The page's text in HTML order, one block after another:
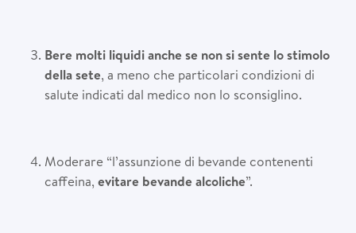
Bere molti liquidi anche se non si sente lo stimolo
della sete, a meno che particolari condizioni di
salute indicati dal medico non lo sconsiglino.
Moderare “l’assunzione di bevande contenenti
caffeina, evitare bevande alcoliche”.